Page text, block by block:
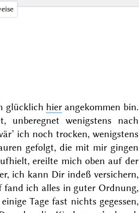
glücklich hierangekommen bin.
unberegnet wenigstens nach
ich noch trocken, wenigstens
gefolgt, die mit mir gingen
ereilte mich oben auf der
ich kann Dir indeß versichern,
fand ich alles in guter Ordnung,
Tage fast nichts gegessen,